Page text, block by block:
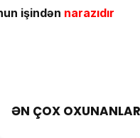
işindən narazıdır
ƏN ÇOX OXUNANLAR